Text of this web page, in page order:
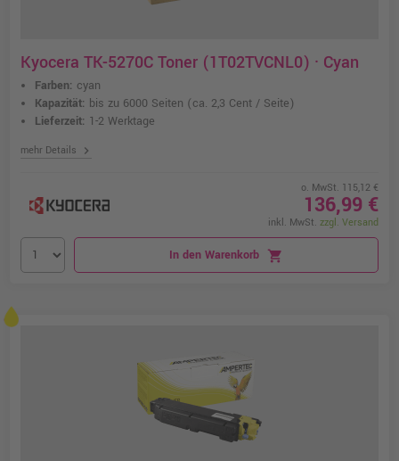
Kyocera TK-5270C Toner (1T02TVCNL0) · Cyan
Farben: cyan
Kapazität: bis zu 6000 Seiten (ca. 2,3 Cent / Seite)
Lieferzeit: 1-2 Werktage
mehr Details chevron_right
o. MwSt. 115,12 €
136,99 €
inkl. MwSt. zzgl. Versand
In den Warenkorb shopping_cart